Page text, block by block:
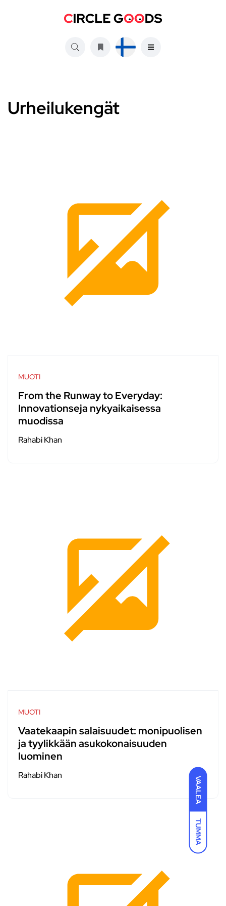
VAALEA
TUMMA
Urheilukengät
MUOTI
From the Runway to Everyday:
Innovationseja nykyaikaisessa
muodissa
Rahabi Khan
MUOTI
Vaatekaapin salaisuudet: monipuolisen
ja tyylikkään asukokonaisuuden
luominen
Rahabi Khan